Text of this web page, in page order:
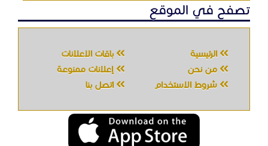
تصفح في الموقع
الرئيسية
باقات الإعلانات
من نحن
إعلانات ممنوعة
شروط الاستخدام
اتصل بنا